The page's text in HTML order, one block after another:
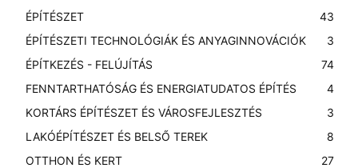
ÉPÍTÉSZET
43
ÉPÍTÉSZETI TECHNOLÓGIÁK ÉS ANYAGINNOVÁCIÓK
3
ÉPÍTKEZÉS - FELÚJÍTÁS
74
FENNTARTHATÓSÁG ÉS ENERGIATUDATOS ÉPÍTÉS
4
KORTÁRS ÉPÍTÉSZET ÉS VÁROSFEJLESZTÉS
3
LAKÓÉPÍTÉSZET ÉS BELSŐ TEREK
8
OTTHON ÉS KERT
27